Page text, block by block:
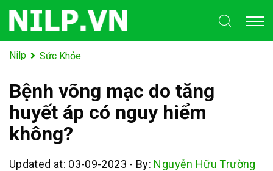
Nilp Sức Khỏe
Bệnh võng mạc do tăng
huyết áp có nguy hiểm
không?
Updated at: 03-09-2023 - By: Nguyễn Hữu Trường